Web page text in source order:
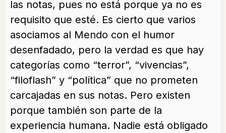
las notas, pues no está porque ya no es
requisito que esté. Es cierto que varios
asociamos al Mendo con el humor
desenfadado, pero la verdad es que hay
categorías como “terror”, “vivencias”,
“filoflash” y “política” que no prometen
carcajadas en sus notas. Pero existen
porque también son parte de la
experiencia humana. Nadie está obligado